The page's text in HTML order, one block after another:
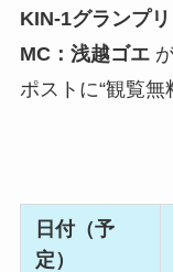
KIN-1グランプリ
MC：浅越ゴエ
ポストに“観覧無
日付（予
定）